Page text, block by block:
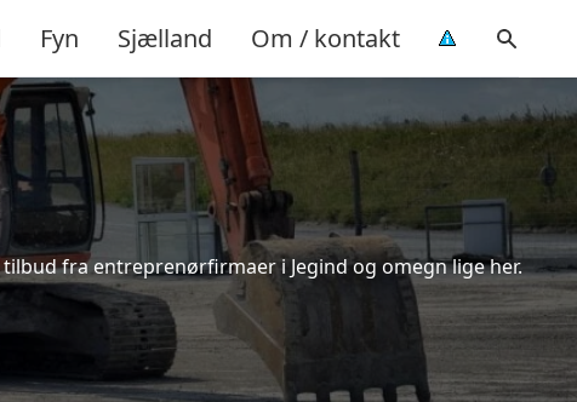
Fyn Sjælland Om / kontakt
fra entreprenørfirmaer i Jegind og omegn lige her.